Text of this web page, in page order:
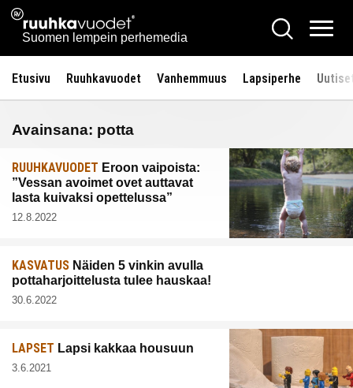
Siirry
sisältöön
Ruuhkavuodet.fi
Suomen lempein perhemedia
Hae
Etusivu Ruuhkavuodet Vanhemmuus Lapsiperhe
Avainsana: potta
RUUHKAVUODET Eroon vaipoista:
”Vessan avoimet ovet auttavat
lasta kuivaksi opettelussa”
12.8.2022
KASVATUS Näiden 5 vinkin avulla
pottaharjoittelusta tulee hauskaa!
30.6.2022
LAPSET Lapsi kakkaa housuun
3.6.2021